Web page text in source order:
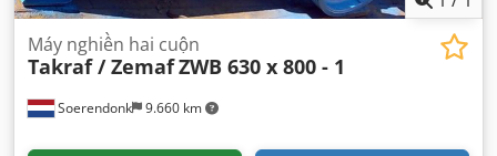
Soerendonk 9.660 km
Máy nghiền hai cuộn
Takraf / ZemafZWB 630 x 800 - 1